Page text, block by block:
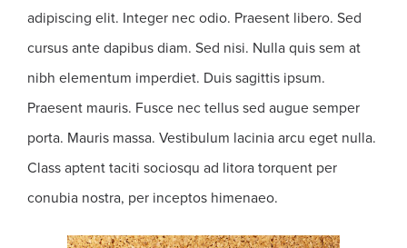
adipiscing elit. Integer nec odio. Praesent libero. Sed
cursus ante dapibus diam. Sed nisi. Nulla quis sem at
nibh elementum imperdiet. Duis sagittis ipsum.
Praesent mauris. Fusce nec tellus sed augue semper
porta. Mauris massa. Vestibulum lacinia arcu eget nulla.
Class aptent taciti sociosqu ad litora torquent per
conubia nostra, per inceptos himenaeo.